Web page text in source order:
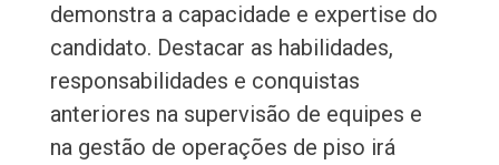
demonstra a capacidade e expertise do
candidato. Destacar as habilidades,
responsabilidades e conquistas
anteriores na supervisão de equipes e
na gestão de operações de piso irá